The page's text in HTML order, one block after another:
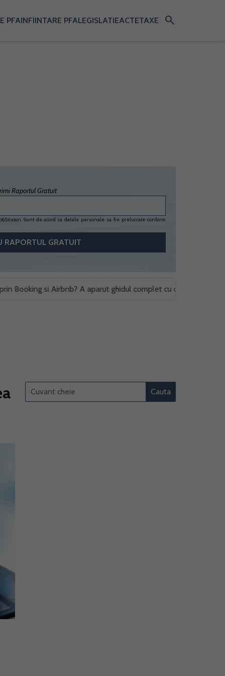
PFAINFIINTARE PFALEGISLATIEACTETAXE search
Raportul Gratuit
Sunt de acord ca datele personale sa fie prelucrate conform
si Airbnb? A aparut ghidul complet cu obligatii fiscale si